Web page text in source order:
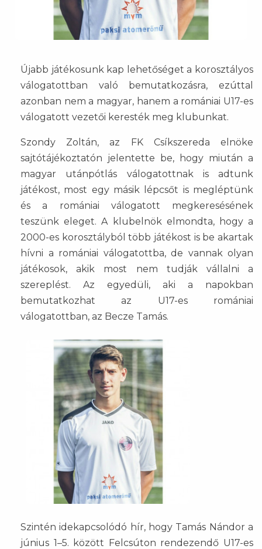
Újabb játékosunk kap lehetőséget a korosztályos
válogatottban való bemutatkozásra, ezúttal
azonban nem a magyar, hanem a romániai U17-es
válogatott vezetői keresték meg klubunkat.
Szondy Zoltán, az FK Csíkszereda elnöke
sajtótájékoztatón jelentette be, hogy miután a
magyar utánpótlás válogatottnak is adtunk
játékost, most egy másik lépcsőt is megléptünk
és a romániai válogatott megkeresésének
teszünk eleget. A klubelnök elmondta, hogy a
2000-es korosztályból több játékost is be akartak
hívni a romániai válogatottba, de vannak olyan
játékosok, akik most nem tudják vállalni a
szereplést. Az egyedüli, aki a napokban
bemutatkozhat az U17-es romániai
válogatottban, az Becze Tamás.
Szintén idekapcsolódó hír, hogy Tamás Nándor a
június 1–5. között Felcsúton rendezendő U17-es